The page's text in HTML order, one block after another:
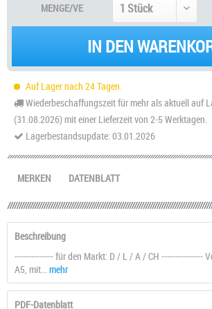
MENGE/VE
IN DEN
Auf Lager nach 24 Tagen.
Wiederbeschaffungszeit für mehr als aktuell auf
(31.08.2026) mit einer Lieferzeit von 2-5 Werktagen.
Lagerbestandsupdate: 03.01.2026
DATENBLATT
MERKEN
Beschreibung
-------------- für den Markt: D / L / A / CH ---------------
A5, mit...
mehr
PDF-Datenblatt